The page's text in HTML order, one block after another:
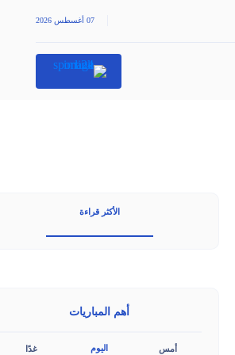
07 أغسطس 2026
الأكثر قراءة
أهم المباريات
أمس اليوم غدًا